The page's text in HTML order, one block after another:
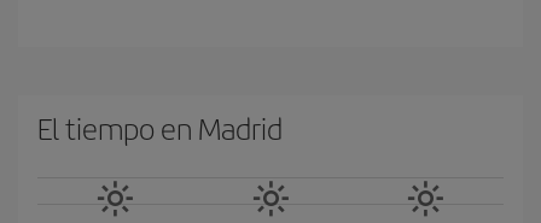
El tiempo en Madrid